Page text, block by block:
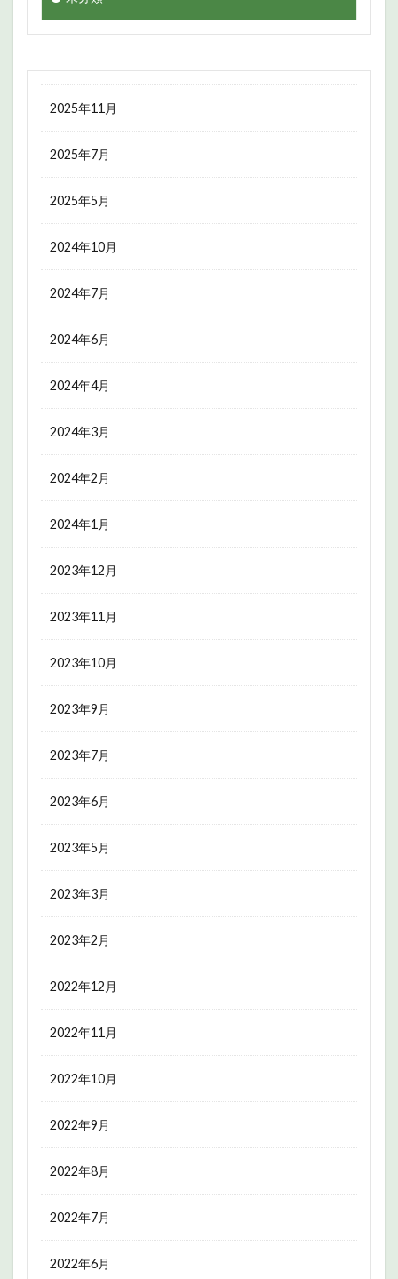
2025年11月
2025年7月
2025年5月
2024年10月
2024年7月
2024年6月
2024年4月
2024年3月
2024年2月
2024年1月
2023年12月
2023年11月
2023年10月
2023年9月
2023年7月
2023年6月
2023年5月
2023年3月
2023年2月
2022年12月
2022年11月
2022年10月
2022年9月
2022年8月
2022年7月
2022年6月